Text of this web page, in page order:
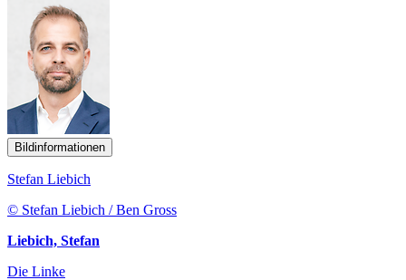
Bildinformationen
Stefan Liebich
© Stefan Liebich / Ben Gross
Liebich, Stefan
Die Linke